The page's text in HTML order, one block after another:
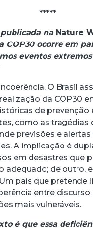
*****
na Nature
COP30 ocorre em
eventos
O Brasil
da COP30
de prevenção
como as tragédias
previsões e
A implicação é
em desastres que
adequado; de outro,
país que pretende
entre
mais vulneráveis.
é que essa